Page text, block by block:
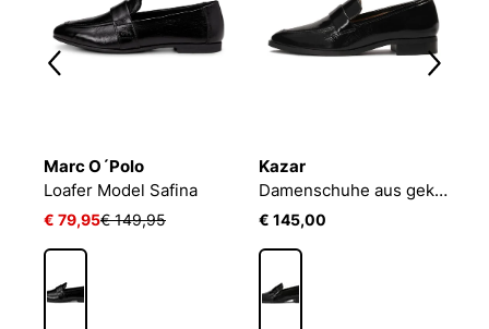
Marc O´Polo
Loafer Model Safina
€ 79,95€ 149,95
Kazar
Damenschuhe aus geknittertem Lackleder
€ 145,00